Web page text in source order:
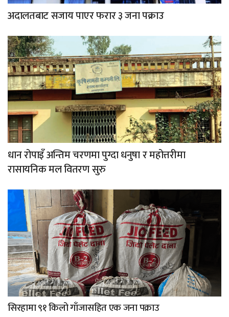
अदालतबाट सजाय पाएर फरार ३ जना पक्राउ
धान रोपाइँ अन्तिम चरणमा पुग्दा धनुषा र महोत्तरीमा
रासायनिक मल वितरण सुरु
सिरहामा ९१ किलो गाँजासहित एक जना पक्राउ